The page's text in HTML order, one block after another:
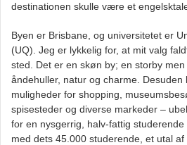
destinationen skulle være et
Byen er Brisbane, og universitetet er
(UQ). Jeg er lykkelig for, at mit valg
sted. Det er en skøn by; en storby
åndehuller, natur og charme.
muligheder for shopping,
spisesteder og diverse markeder –
for en nysgerrig, halv-fattig
med dets 45.000 studerende, et utal